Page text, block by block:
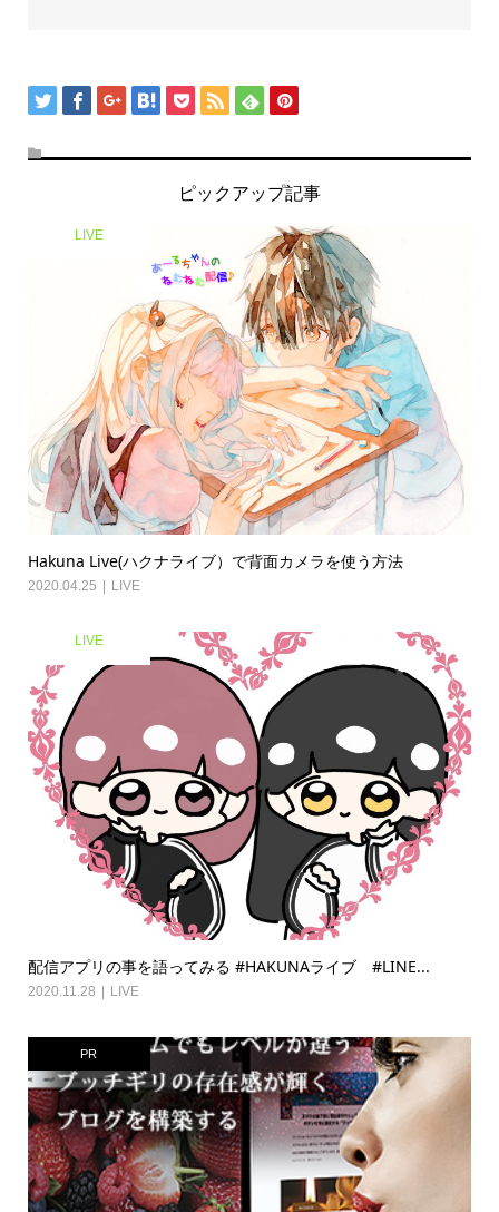
ピックアップ記事
LIVE
Hakuna Live(ハクナライブ）で背面カメラを使う方法
2020.04.25 LIVE
LIVE
配信アプリの事を語ってみる #HAKUNAライブ #LINE...
2020.11.28 LIVE
PR